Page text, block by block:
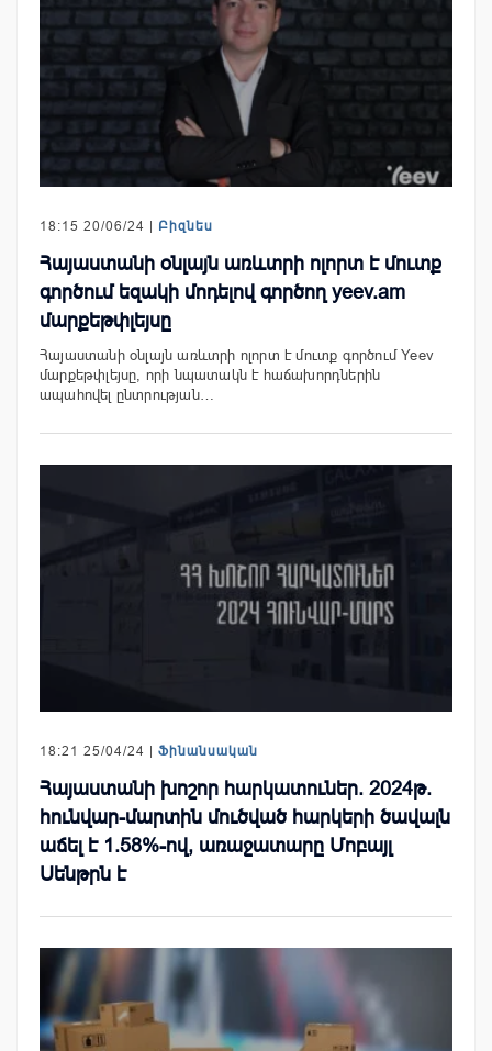
18:15 20/06/24 | Բիզնես
Հայաստանի օնլայն առևտրի ոլորտ է մուտք
գործում եզակի մոդելով գործող yeev.am
մարքեթփլեյսը
Հայաստանի օնլայն առևտրի ոլորտ է մուտք գործում Yeev
մարքեթփլեյսը, որի նպատակն է հաճախորդներին
ապահովել ընտրության…
18:21 25/04/24 | Ֆինանսական
Հայաստանի խոշոր հարկատուներ. 2024թ.
հունվար-մարտին մուծված հարկերի ծավալն
աճել է 1.58%-ով, առաջատարը Մոբայլ
Սենթրն է